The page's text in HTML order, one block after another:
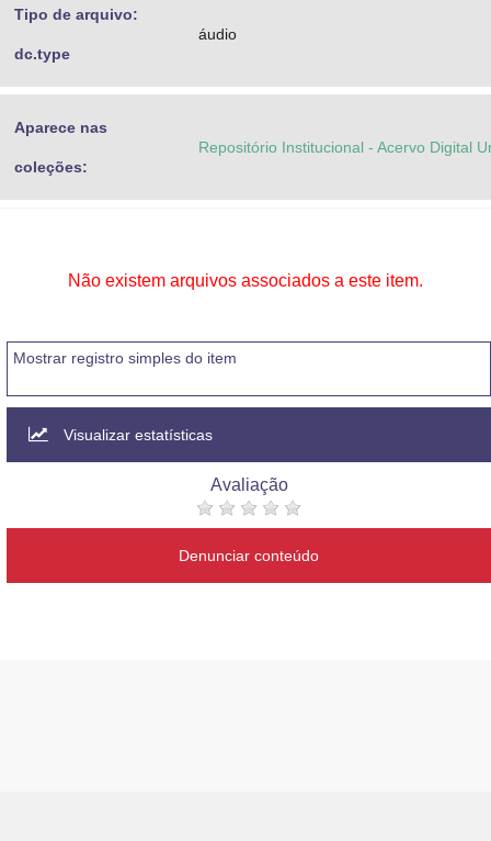
Tipo de arquivo:
dc.type
áudio
Aparece nas
coleções:
Repositório Institucional - Acervo Digital
Não existem arquivos associados a este item.
Mostrar registro simples do item
Visualizar estatísticas
Avaliação
Denunciar conteúdo